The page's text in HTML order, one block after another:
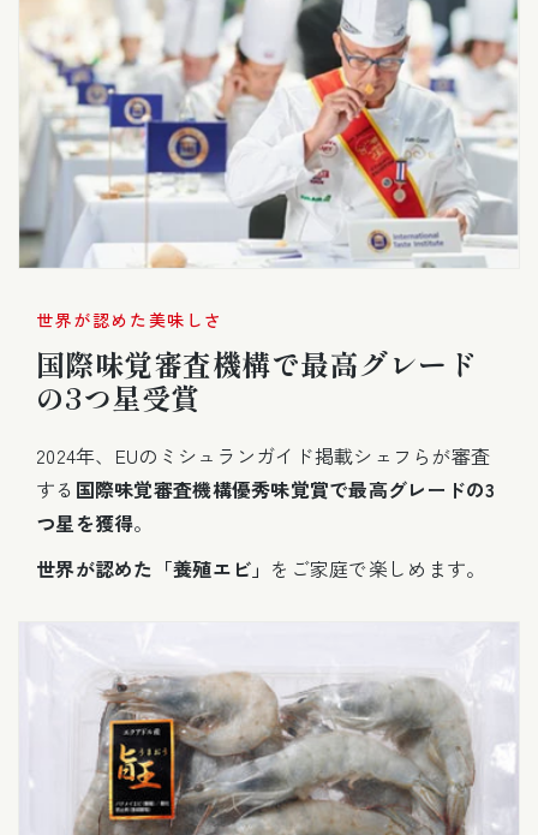
世界が認めた美味しさ
国際味覚審査機構で最高グレード
の3つ星受賞
2024年、EUのミシュランガイド掲載シェフらが審査
する 国際味覚審査機構優秀味覚賞で最高グレードの3
つ星を獲得。
世界が認めた「養殖エビ」 をご家庭で楽しめます。